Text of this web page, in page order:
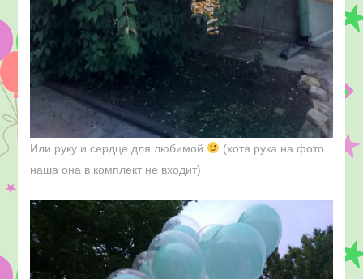
Или руку и сердце для любимой
(хотя рука на фото
наша она в комплект не входит)